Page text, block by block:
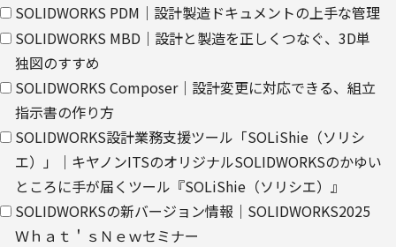
【第三者提供に関して】
当社はご提供いただきました個人情報を安全に管理し、以下の場合
を除き、ご本人の同意なく第三者に開示・提供しません。
・法令に基づく場合
・上記利用目的を実施するために、適切な機密保持契約を締結した
業務委託先へ委託する場合
・上記利用目的の範囲内で利用するために、当社のグループ会社お
よびパートナー企業に提供する場合
SOLIDWORKS PDM｜設計製造ドキュメントの上手な管理
SOLIDWORKS MBD｜設計と製造を正しくつなぐ、3D単
独図のすすめ
SOLIDWORKS Composer｜設計変更に対応できる、組立
指示書の作り方
SOLIDWORKS設計業務支援ツール「SOLiShie（ソリシ
エ）」｜キヤノンITSのオリジナルSOLIDWORKSのかゆい
ところに手が届くツール『SOLiShie（ソリシエ）』
SOLIDWORKSの新バージョン情報｜SOLIDWORKS2025
Ｗｈａｔ＇ｓＮｅｗセミナー